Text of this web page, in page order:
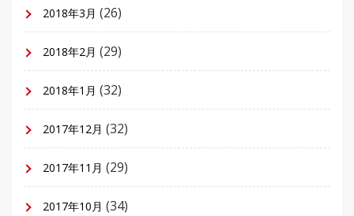
2018年3月 (26)
2018年2月 (29)
2018年1月 (32)
2017年12月 (32)
2017年11月 (29)
2017年10月 (34)